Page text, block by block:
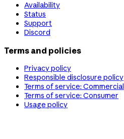
Availability
Status
Support
Discord
Terms and policies
Privacy policy
Responsible disclosure policy
Terms of service: Commercial
Terms of service: Consumer
Usage policy